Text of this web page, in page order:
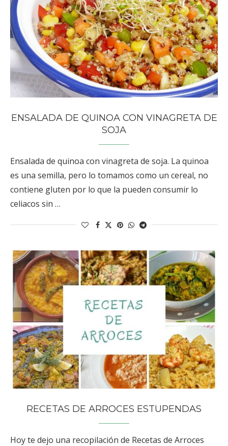
ENSALADA DE QUINOA CON VINAGRETA DE
SOJA
Ensalada de quinoa con vinagreta de soja. La quinoa
es una semilla, pero lo tomamos como un cereal, no
contiene gluten por lo que la pueden consumir lo
celiacos sin …
RECETAS DE ARROCES ESTUPENDAS
Hoy te dejo una recopilación de Recetas de Arroces